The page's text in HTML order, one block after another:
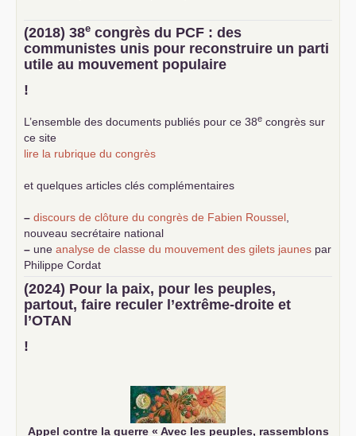
(2018) 38e congrès du PCF : des
communistes unis pour reconstruire un parti
utile au mouvement populaire
!
L’ensemble des documents publiés pour ce 38e congrès sur
ce site
lire la rubrique du congrès
et quelques articles clés complémentaires
– discours de clôture du congrès de Fabien Roussel
nouveau secrétaire national
– une analyse de classe du mouvement des gilets jaunes par
Philippe Cordat
–
un texte de Jean-Claude Delaunay
le marxisme est la
science sociale de notre temps
–un appel proposé aux partis communistes et ouvrier
d’Europe
–
(2024) Pour la paix, pour les peuples,
partout, faire reculer l’extrême-droite et
l’OTAN
!
Appel contre la guerre « Avec les peuples, rassemblons